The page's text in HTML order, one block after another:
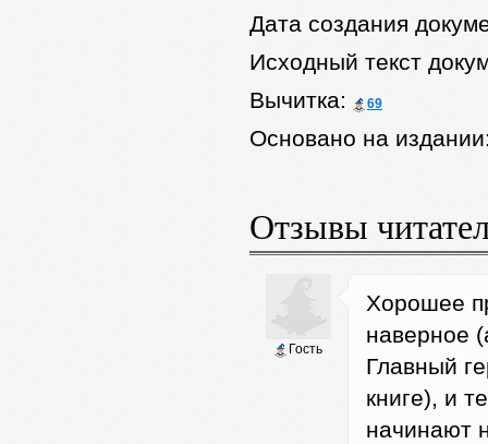
Дата создания
Исходный текст
Вычитка:
69
Основано на
Отзывы
Гость
Хорошее
наверное
Главный
книге), и
начинают